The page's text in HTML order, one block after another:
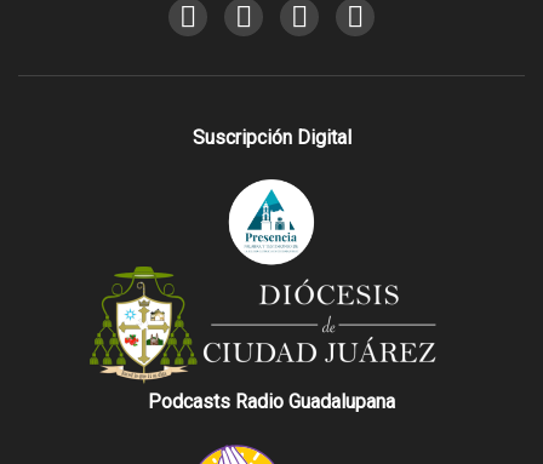
Suscripción Digital
Podcasts Radio Guadalupana